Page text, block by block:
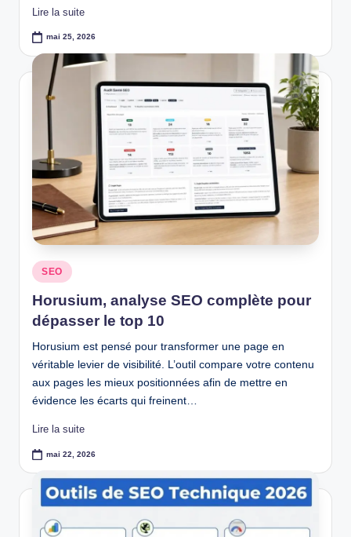
Lire la suite
mai 25, 2026
Posted
in
SEO
Horusium, analyse SEO complète pour
dépasser le top 10
Horusium est pensé pour transformer une page en
véritable levier de visibilité. L’outil compare votre contenu
aux pages les mieux positionnées afin de mettre en
évidence les écarts qui freinent…
Lire la suite
mai 22, 2026